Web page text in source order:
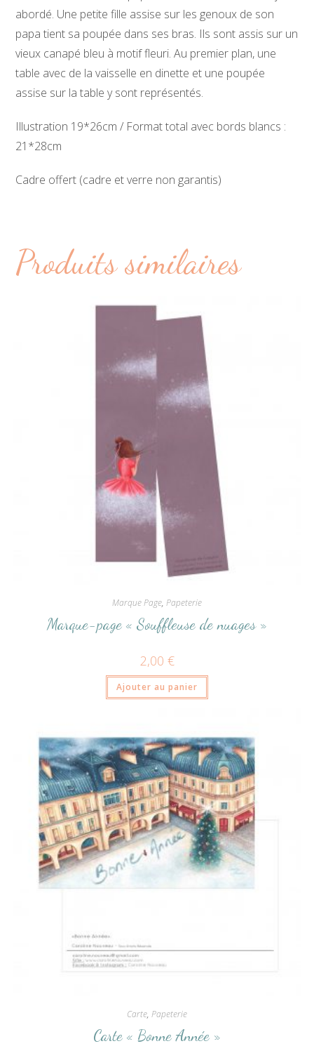
abordé. Une petite fille assise sur les genoux de son
papa tient sa poupée dans ses bras. Ils sont assis sur un
vieux canapé bleu à motif fleuri. Au premier plan, une
table avec de la vaisselle en dinette et une poupée
assise sur la table y sont représentés.
Illustration 19*26cm / Format total avec bords blancs :
21*28cm
Cadre offert (cadre et verre non garantis)
Produits similaires
Marque Page, Papeterie
Marque-page « Souffleuse de nuages »
2,00 €
Ajouter au panier
Carte, Papeterie
Carte « Bonne Année »